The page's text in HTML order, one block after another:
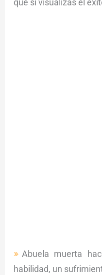
Abuela muerta
habilidad, un